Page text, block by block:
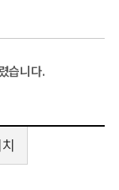
습니다.